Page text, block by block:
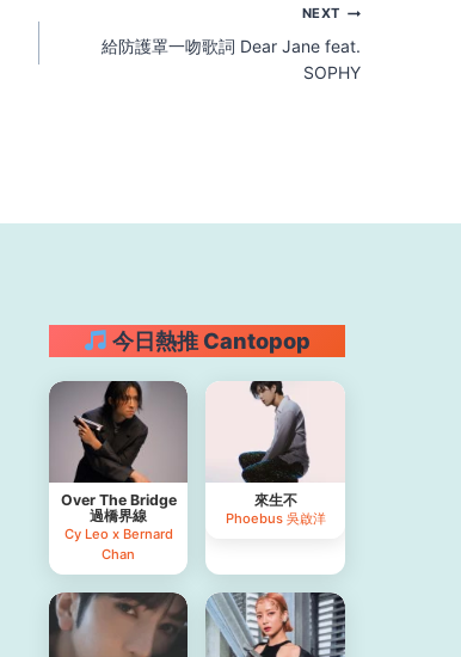
NEXT
給防護罩一吻歌詞 Dear Jane feat.
SOPHY
今日熱推 Cantopop
Over The Bridge
過橋界線
Cy Leo x Bernard
Chan
來生不
Phoebus 吳啟洋